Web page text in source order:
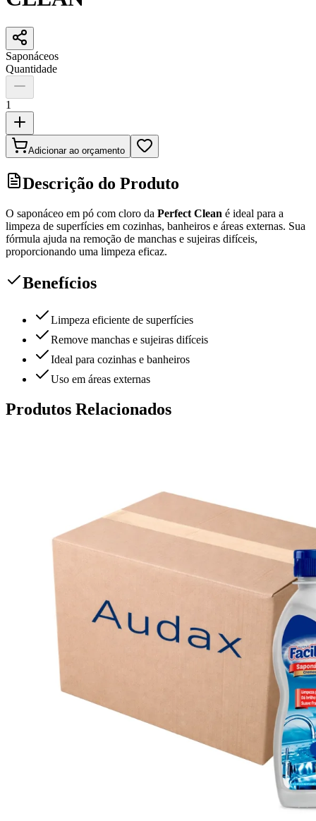
Saponáceos
Quantidade
1
Adicionar ao orçamento
Descrição do Produto
O saponáceo em pó com cloro da Perfect Clean é ideal para a
limpeza de superfícies em cozinhas, banheiros e áreas externas. Sua
fórmula ajuda na remoção de manchas e sujeiras difíceis,
proporcionando uma limpeza eficaz.
Benefícios
Limpeza eficiente de superfícies
Remove manchas e sujeiras difíceis
Ideal para cozinhas e banheiros
Uso em áreas externas
Produtos Relacionados